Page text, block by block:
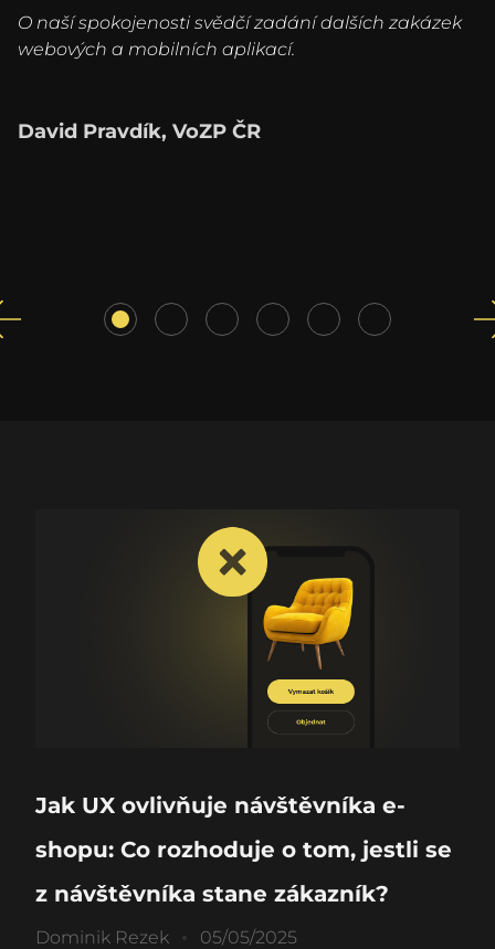
O naší spokojenosti svědčí zadání dalších zakázek
webových a mobilních aplikací.
David Pravdík, VoZP ČR
Jak UX ovlivňuje návštěvníka e-
shopu: Co rozhoduje o tom, jestli se
z návštěvníka stane zákazník?
Dominik Rezek 05/05/2025